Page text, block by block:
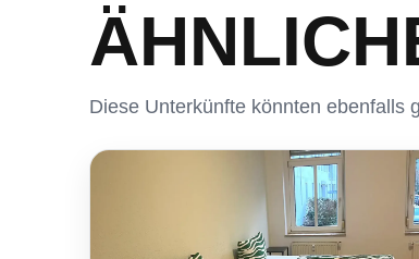
Diese Unterkünfte könnten ebenfalls